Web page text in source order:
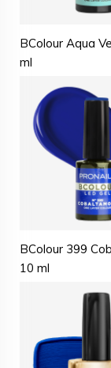
BColour Aqua
ml
BColour 399
10 ml